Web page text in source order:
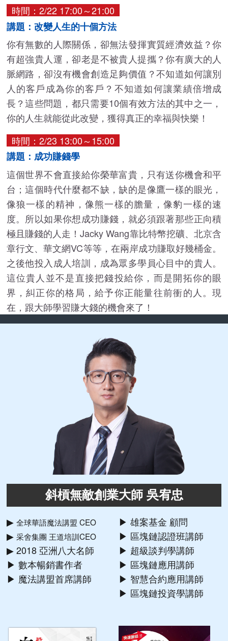
時間：2/22 17:00～21:00
講題：改變人生的十個方法
你有無數的人際關係，卻無法發揮實質經濟效益？你
有超強貴人運，卻老是不被貴人提攜？你有廣大的人
脈網路，卻沒有機會創造足夠價值？不知道如何讓別
人的客戶成為你的客戶？不知道如何讓業績倍增成
長？這些問題，都只需要10個有效方法的其中之一，
你的人生就能從此改變，獲得真正的幸福與快樂！
時間：2/23 13:00～15:00
講題：成功賺錢學
這個世界不會直接給你榮華富貴，只有送你機會和平
台；這個時代什麼都不缺，缺的是像鷹一樣的眼光，
像狼一樣的精神，像熊一樣的膽量，像豹一樣的速
度。所以如果你想成功賺錢，就必須跟著那些正向積
極且賺錢的人走！Jacky Wang靠比特幣挖礦、北京含
章行文、華文網VC等等，在兩岸成功賺取好幾桶金。
之後他投入成人培訓，成為眾多學員心目中的貴人。
這位貴人並不是直接把錢投給你，而是開拓你的眼
界，糾正你的格局，給予你正能量往前衝的人。現
在，跟大師學習賺大錢的機會來了！
斜槓無敵創業大師 吳宥忠
▶ 全球華語魔法講盟 CEO
▶ 采舍集團 王道培訓CEO
▶ 2018 亞洲八大名師
▶ 數本暢銷書作者
▶ 魔法講盟首席講師
▶ 雄案基金 顧問
▶ 區塊鏈認證班講師
▶ 超級談判學講師
▶ 區塊鏈應用講師
▶ 智慧合約應用講師
▶ 區塊鏈投資學講師